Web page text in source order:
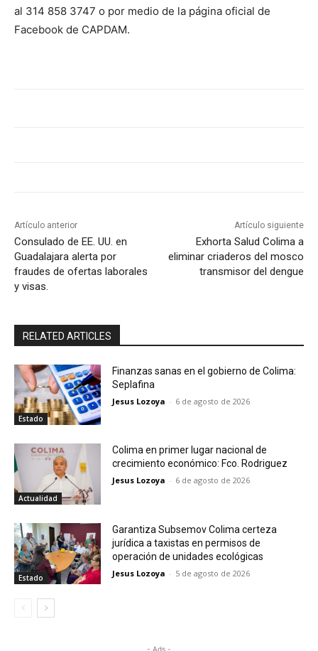
al 314 858 3747 o por medio de la página oficial de
Facebook de CAPDAM.
Artículo anterior
Consulado de EE. UU. en
Guadalajara alerta por
fraudes de ofertas laborales
y visas.
Artículo siguiente
Exhorta Salud Colima a
eliminar criaderos del mosco
transmisor del dengue
RELATED ARTICLES
Estado
Finanzas sanas en el gobierno de Colima:
Seplafina
Jesus Lozoya - 6 de agosto de 2026
Actualidad
Colima en primer lugar nacional de
crecimiento económico: Fco. Rodriguez
Jesus Lozoya - 6 de agosto de 2026
Estado
Garantiza Subsemov Colima certeza
jurídica a taxistas en permisos de
operación de unidades ecológicas
Jesus Lozoya - 5 de agosto de 2026
- Ads -